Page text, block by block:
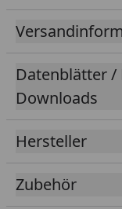
Datenblätter
Downloads
Hersteller
Zubehör